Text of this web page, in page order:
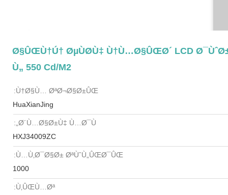
3.4 Ø§ÛŒÙ†Ú† ØµÙØ­Ù‡ Ù†Ù…Ø§ÛŒØ´ LCD
Ù„ 550 Cd/M2
Ù†Ø§Ù… ØªØ¬Ø§Ø±ÛŒ:
HuaXianJing
Ø´Ù…Ø§Ø±Ù‡ Ù…Ø¯Ù„:
HXJ34009ZC
Ù…Ù‚Ø¯Ø§Ø± ØªÙˆÙ„ÛŒØ¯ÛŒ:
1000
Ù‚ÛŒÙ…Øª: